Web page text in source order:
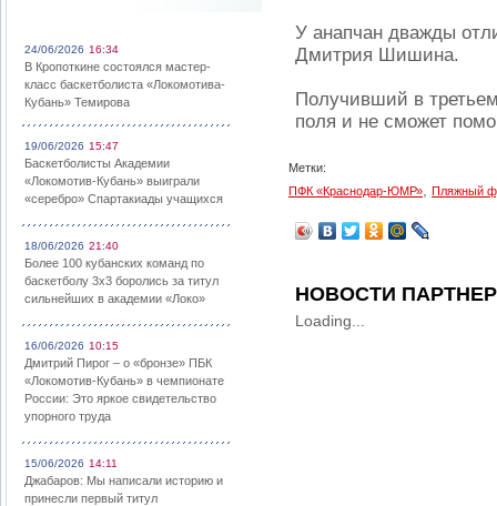
24/06/2026 16:34
В Кропоткине состоялся мастер-
класс баскетболиста «Локомотива-
Кубань» Темирова
19/06/2026 15:47
Баскетболисты Академии
«Локомотив-Кубань» выиграли
«серебро» Спартакиады учащихся
18/06/2026 21:40
Более 100 кубанских команд по
баскетболу 3х3 боролись за титул
сильнейших в академии «Локо»
16/06/2026 10:15
Дмитрий Пирог – о «бронзе» ПБК
«Локомотив-Кубань» в чемпионате
России: Это яркое свидетельство
упорного труда
15/06/2026 14:11
Джабаров: Мы написали историю и
принесли первый титул
У анапчан дважды
Дмитрия Шишина.
Получивший в
поля и не сможет
Метки:
ПФК «Краснодар-ЮМР»
Пляжный
НОВОСТИ
Loading...